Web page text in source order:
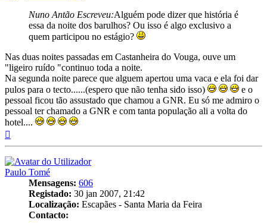
Nuno Antão Escreveu:Alguém pode dizer que história é
essa da noite dos barulhos? Ou isso é algo exclusivo a
quem participou no estágio?
Nas duas noites passadas em Castanheira do Vouga, ouve um
"ligeiro ruído "continuo toda a noite.
Na segunda noite parece que alguem apertou uma vaca e ela foi dar
pulos para o tecto......(espero que não tenha sido isso)
e o
pessoal ficou tão assustado que chamou a GNR. Eu só me admiro o
pessoal ter chamado a GNR e com tanta população ali a volta do
hotel....
Paulo Tomé
Mensagens: 606
Registado: 30 jan 2007, 21:42
Localização: Escapães - Santa Maria da Feira
Contacto: